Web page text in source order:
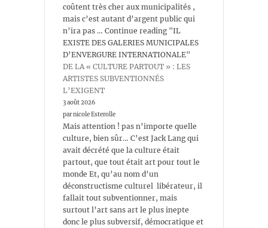
coûtent très cher aux municipalités ,
mais c’est autant d’argent public qui
n’ira pas … Continue reading "IL
EXISTE DES GALERIES MUNICIPALES
D’ENVERGURE INTERNATIONALE"
DE LA « CULTURE PARTOUT » : LES
ARTISTES SUBVENTIONNÉS
L’EXIGENT
3 août 2026
par nicole Esterolle
Mais attention ! pas n’importe quelle
culture, bien sûr… C’est Jack Lang qui
avait décrété que la culture était
partout, que tout était art pour tout le
monde Et, qu’au nom d’un
déconstructisme culturel libérateur, il
fallait tout subventionner, mais
surtout l’art sans art le plus inepte
donc le plus subversif, démocratique et